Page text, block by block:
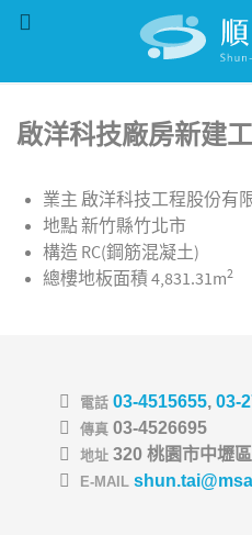
啟洋科技廠房新建
業主 啟洋科技工程股份有
地點新竹縣竹北市
構造 RC(鋼筋混凝土)
總樓地板面積 4,831.31m2
電話 03-4515655, 03-
傳真 03-4526695
地址 320 桃園市中壢
E-MAIL